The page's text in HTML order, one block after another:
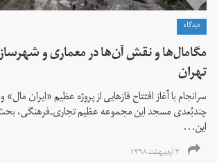
دیدگاه
مگا‌مال‌ها و نقش آن‌ها در معماری و
تهران
سرانجام با آغاز افتتاح فازهایی از پروژه عظیم «ایران مال»
چند‌بُعدی مسجد این مجموعه عظیم تجاری‌ـ‌فرهنگی،
این...
۳ اردیبهشت ۱۳۹۸